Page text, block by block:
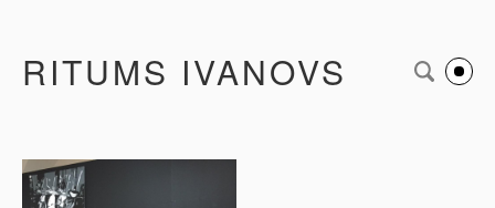
RITUMS IVANOVS